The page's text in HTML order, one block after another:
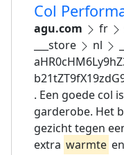
Col
agu.com fr
___store
nl
. Een goede col
garderobe. Het
gezicht tegen
extra warmte